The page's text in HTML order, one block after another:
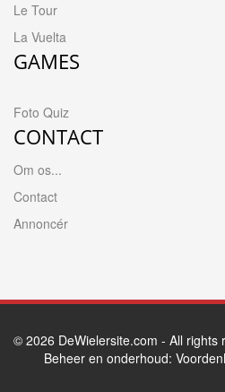
Le Tour
La Vuelta
GAMES
Foto Quiz
CONTACT
Om os...
Contact
Annoncér
© 2026 DeWielersite.com - All rights
Beheer en onderhoud: